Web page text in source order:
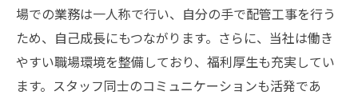
場での業務は一人称で行い、自分の手で配管工事を行う
ため、自己成長にもつながります。さらに、当社は働き
やすい職場環境を整備しており、福利厚生も充実してい
ます。スタッフ同士のコミュニケーションも活発であ